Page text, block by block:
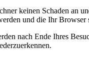
keinen Schaden an
und die Ihr Browser
nach Ende Ihres